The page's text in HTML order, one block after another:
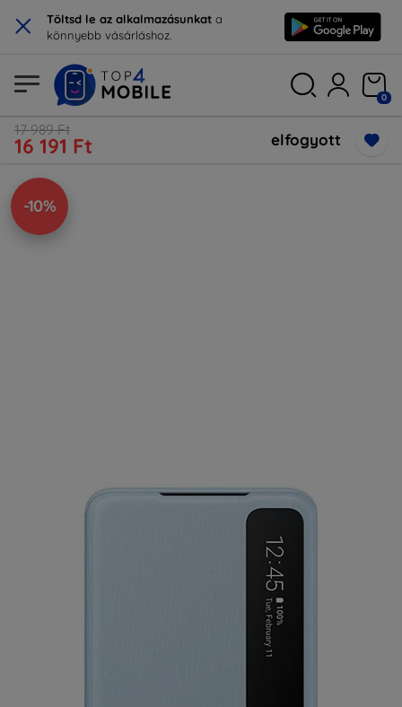
× Töltsd le az alkalmazásunkat a
könnyebb vásárláshoz.
0
17 989 Ft
16 191 Ft elfogyott
-10%